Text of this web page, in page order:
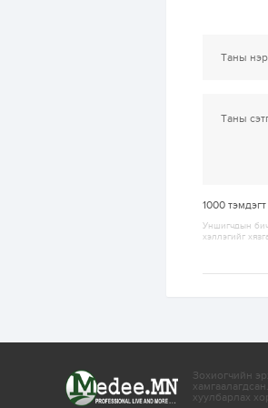
1000
Уншигчдын
хэллэгийг
Зохиогчийн
хамгаалагдсан.
хуулбарлах